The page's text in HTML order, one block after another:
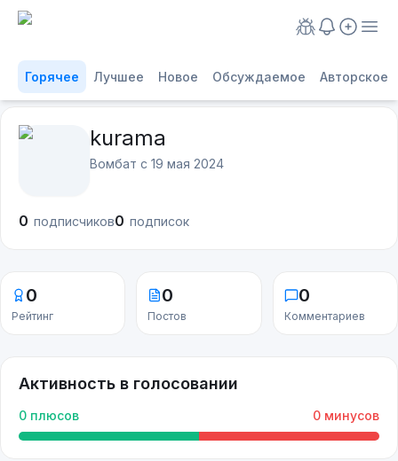
Горячее Лучшее Новое Обсуждаемое Авторское
kurama
Вомбат с 19 мая 2024
0 подписчиков0 подписок
0
Рейтинг
0
Постов
0
Комментариев
Активность в голосовании
0 плюсов 0 минусов